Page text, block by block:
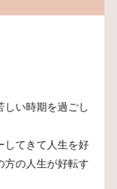
しい時期を過ごし
してきて人生を好
方の人生が好転す